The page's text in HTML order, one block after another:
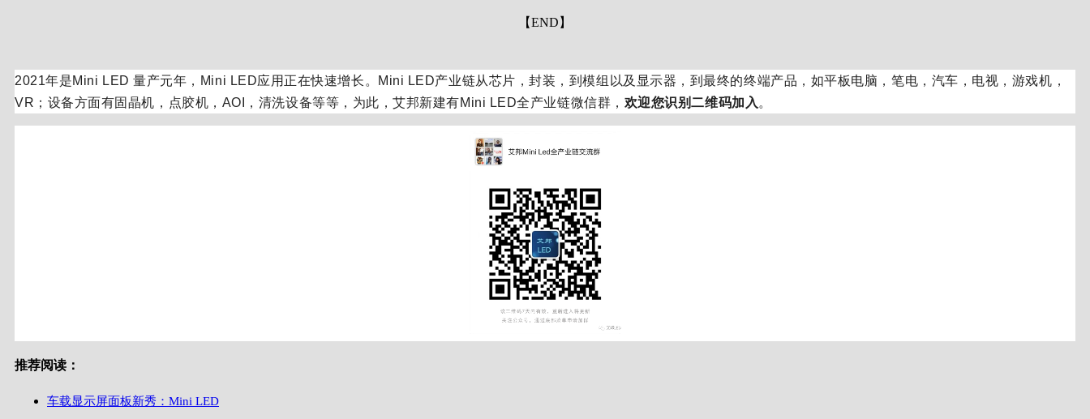
【END】
2021年是Mini LED 量产元年，Mini LED应用正在快速增长。Mini LED产业链从芯片，封装，到模组以及显示器，到最终的终端产品，如平板电脑，笔电，汽车，电视，游戏机，
VR；设备方面有固晶机，点胶机，AOI，清洗设备等等，为此，艾邦新建有Mini LED全产业链微信群， 欢迎您识别二维码加入 。
推荐阅读：
车载显示屏面板新秀：Mini LED